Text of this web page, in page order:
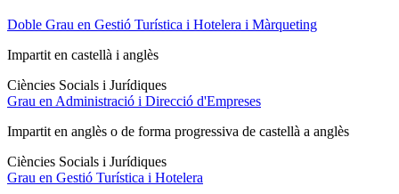
Doble Grau en Gestió Turística i Hotelera i Màrqueting
Impartit en castellà i anglès
Ciències Socials i Jurídiques
Grau en Administració i Direcció d'Empreses
Impartit en anglès o de forma progressiva de castellà a anglès
Ciències Socials i Jurídiques
Grau en Gestió Turística i Hotelera